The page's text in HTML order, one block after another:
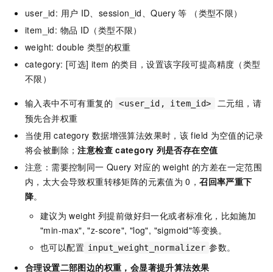
user_id: 用户 ID、session_id、Query 等 （类型不限）
item_id: 物品 ID（类型不限）
weight: double 类型的权重
category: [可选] item 的类目，设置该字段可提高精度（类型
不限）
输入表中不可有重复的
<user_id, item_id>
二元组，请
预先合并权重
当使用 category 数据增强算法效果时，该 field 为空值的记录
将会被删除；注意检查 category 列是否存在空值
注意：需要控制同一 Query 对应的 weight 的方差在一定范围
内，太大会导致权重转移矩阵的元素值为 0，召回率严重下
降。
建议为 weight 列提前做好归一化或者标准化，比如施加
"min-max", "z-score", "log", "sigmoid"等变换。
也可以配置 input_weight_normalizer 参数。
合理设置二部图边的权重，会显著提升算法效果